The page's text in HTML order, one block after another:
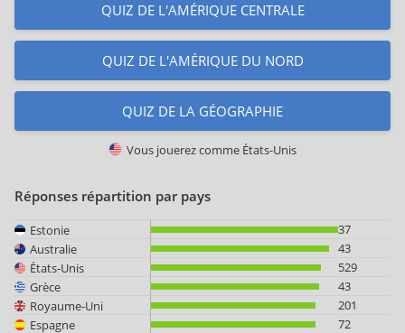
QUIZ DE L'AMÉRIQUE CENTRALE
QUIZ DE L'AMÉRIQUE DU NORD
QUIZ DE LA GÉOGRAPHIE
Vous jouerez comme États-Unis
Réponses répartition par pays
Estonie
37
Australie
43
États-Unis
529
Grèce
43
Royaume-Uni
201
Espagne
72